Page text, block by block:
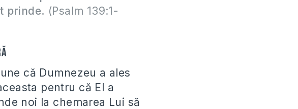
prinde. (Psalm 139:1-
că Dumnezeu a ales
pentru că El a
noi la chemarea Lui să